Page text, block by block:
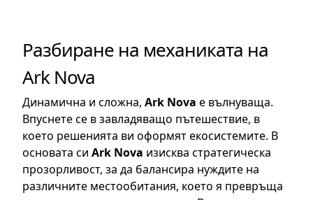
Разбиране на механиката на
Ark Nova
Динамична и сложна, Ark Nova е вълнуваща.
Впуснете се в завладяващо пътешествие, в
което решенията ви оформят екосистемите. В
основата си Ark Nova изисква стратегическа
прозорливост, за да балансира нуждите на
различните местообитания, което я превръща